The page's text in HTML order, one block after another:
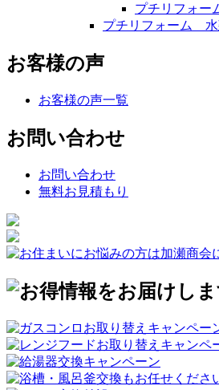
プチリフォ
プチリフォーム 水
お客様の声
お客様の声一覧
お問い合わせ
お問い合わせ
無料お見積もり